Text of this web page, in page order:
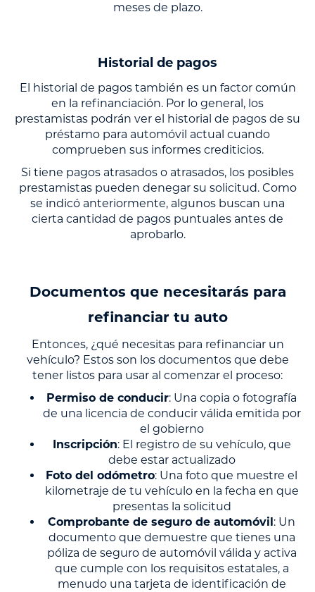
meses de plazo.
Historial de pagos
El historial de pagos también es un factor común
en la refinanciación. Por lo general, los
prestamistas podrán ver el historial de pagos de su
préstamo para automóvil actual cuando
comprueben sus informes crediticios.
Si tiene pagos atrasados o atrasados, los posibles
prestamistas pueden denegar su solicitud. Como
se indicó anteriormente, algunos buscan una
cierta cantidad de pagos puntuales antes de
aprobarlo.
Documentos que necesitarás para
refinanciar tu auto
Entonces, ¿qué necesitas para refinanciar un
vehículo? Estos son los documentos que debe
tener listos para usar al comenzar el proceso:
Permiso de conducir: Una copia o fotografía
de una licencia de conducir válida emitida por
el gobierno
Inscripción: El registro de su vehículo, que
debe estar actualizado
Foto del odómetro: Una foto que muestre el
kilometraje de tu vehículo en la fecha en que
presentas la solicitud
Comprobante de seguro de automóvil: Un
documento que demuestre que tienes una
póliza de seguro de automóvil válida y activa
que cumple con los requisitos estatales, a
menudo una tarjeta de identificación de